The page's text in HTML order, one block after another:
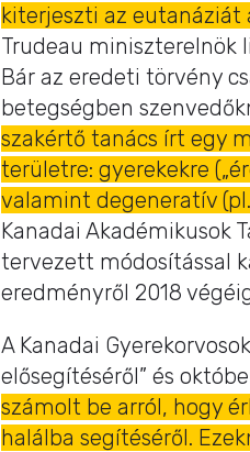
kiterjeszti az eutanáziát
Trudeau miniszterelnök
Bár az eredeti törvény
betegségben
szakértő tanács írt egy
területre: gyerekekre
valamint degeneratív
Kanadai Akadémikusok
tervezett módosítással
eredményről 2018
A Kanadai
elősegítéséről” és
számolt be arról, hogy
halálba segítéséről.